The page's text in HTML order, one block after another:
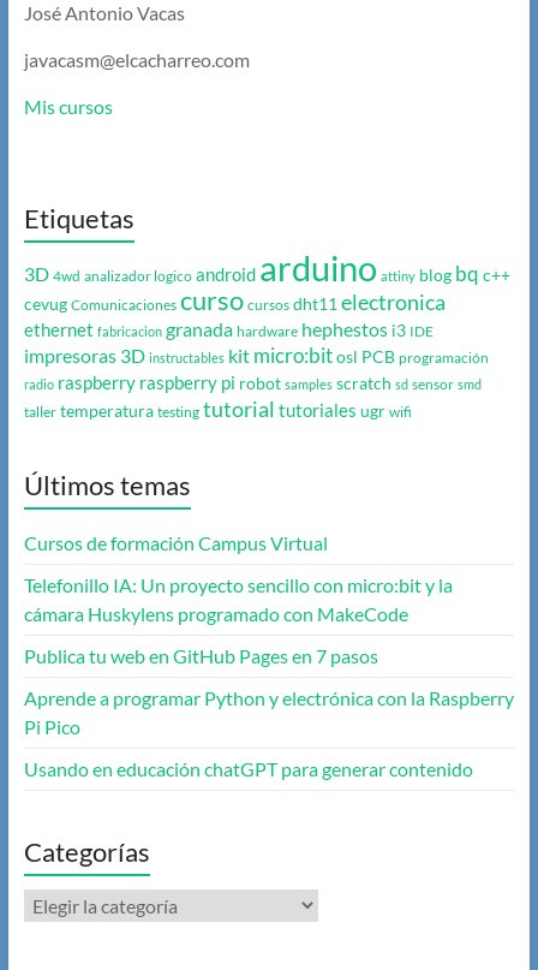
José Antonio Vacas
javacasm@elcacharreo.com
Mis cursos
Etiquetas
3D 4wd analizador logico android arduino attiny blog bq c++
cevug Comunicaciones curso cursos dht11 electronica
ethernet fabricacion granada hardware hephestos i3 IDE
impresoras 3D instructables kit micro:bit osl PCB programación
radio raspberry raspberry pi robot samples scratch sd sensor smd
taller temperatura testing tutorial tutoriales ugr wifi
Últimos temas
Cursos de formación Campus Virtual
Telefonillo IA: Un proyecto sencillo con micro:bit y la
cámara Huskylens programado con MakeCode
Publica tu web en GitHub Pages en 7 pasos
Aprende a programar Python y electrónica con la Raspberry
Pi Pico
Usando en educación chatGPT para generar contenido
Categorías
Categorías